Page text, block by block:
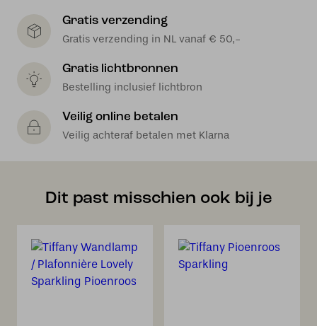
Gratis verzending
Gratis verzending in NL vanaf € 50,-
Gratis lichtbronnen
Bestelling inclusief lichtbron
Veilig online betalen
Veilig achteraf betalen met Klarna
Dit past misschien ook bij je